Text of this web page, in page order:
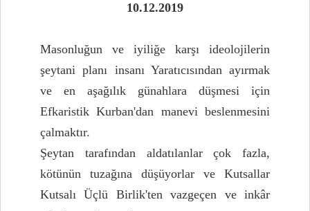
10.12.2019
Masonluğun ve iyiliğe karşı ideolojilerin
şeytani planı insanı Yaratıcısından ayırmak
ve en aşağılık günahlara düşmesi için
Efkaristik Kurban'dan manevi beslenmesini
çalmaktır.
Şeytan tarafından aldatılanlar çok fazla,
kötünün tuzağına düşüyorlar ve Kutsallar
Kutsalı Üçlü Birlik'ten vazgeçen ve inkâr